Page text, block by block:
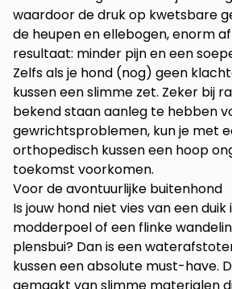
waardoor de druk op kwetsbare
de heupen en ellebogen, enorm
resultaat: minder pijn en een
Zelfs als je hond (nog) geen
kussen een slimme zet. Zeker bij
bekend staan aanleg te hebben
gewrichtsproblemen, kun je met
orthopedisch kussen een hoop
toekomst voorkomen.
Voor de avontuurlijke buitenhond
Is jouw hond niet vies van een duik
modderpoel of een flinke
plensbui? Dan is een
kussen een absolute must-have.